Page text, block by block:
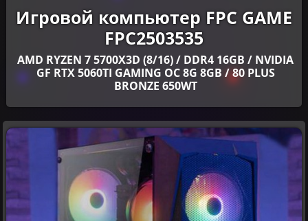
Игровой компьютер FPC GAME
FPC2503535
AMD RYZEN 7 5700X3D (8/16) / DDR4 16GB / NVIDIA
GF RTX 5060TI GAMING OC 8G 8GB / 80 PLUS
BRONZE 650WT